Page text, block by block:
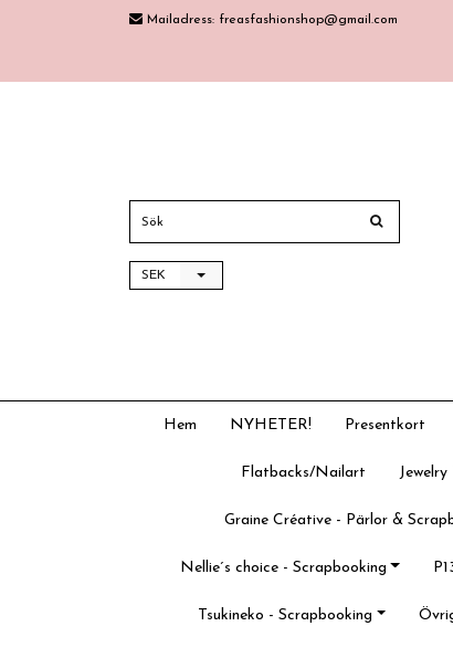
Mailadress: freasfashionshop@gmail.com
SEK
Hem NYHETER! Presentkort
Flatbacks/Nailart
Graine Créative - Pärlor &
Nellie´s choice - Scrapbooking
Tsukineko - Scrapbooking